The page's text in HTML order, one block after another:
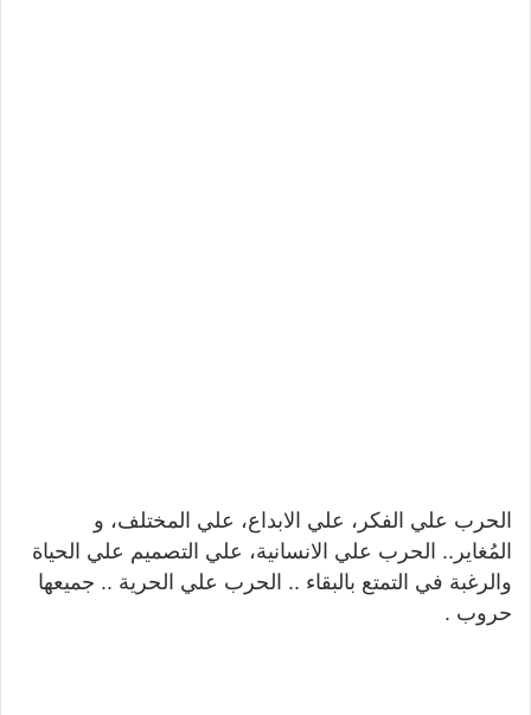
الحرب علي الفكر، علي الابداع، علي المختلف، و
المُغاير.. الحرب علي الانسانية، علي التصميم علي الحياة
والرغبة في التمتع بالبقاء .. الحرب علي الحرية .. جميعها
حروب .